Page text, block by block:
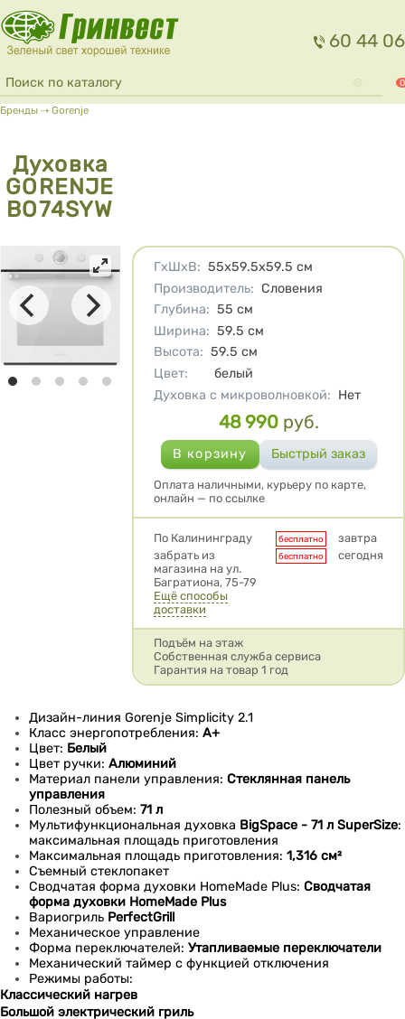
Перейти к основному содержанию
60 44 06
Форма поиска
Поиск 0
Вы здесь
Бренды ⇢ Gorenje
Духовка
GORENJE
BO74SYW
Характеристики
ГхШхВ: 55х59.5х59.5 см
Производитель: Словения
Глубина: 55 см
Ширина: 59.5 см
Высота: 59.5 см
Цвет:
белый
Духовка с микроволновкой: Нет
Цена
48 990 руб.
Оплата наличными, курьеру по карте,
онлайн — по ссылке
Условия доставки
По Калининграду бесплатно
завтра
забрать из
магазина на ул.
Багратиона, 75-79
бесплатно сегодня
Ещё способы
доставки
Подъём на этаж
Собственная служба сервиса
Гарантия на товар 1 год
Дизайн-линия Gorenje Simplicity 2.1
Класс энергопотребления:A+
Цвет: Белый
Цвет ручки:Алюминий
Материал панели управления:Стеклянная панель
управления
Полезный объем:71 л
Мультифункциональная духовка BigSpace - 71 л SuperSize:
максимальная площадь приготовления
Максимальная площадь приготовления:1,316 см²
Съемный стеклопакет
Сводчатая форма духовки HomeMade Plus:Сводчатая
форма духовки HomeMade Plus
Вариогриль PerfectGrill
Механическое управление
Форма переключателей:Утапливаемые переключатели
Механический таймер с функцией отключения
Режимы работы:
Классический нагрев
Большой электрический гриль